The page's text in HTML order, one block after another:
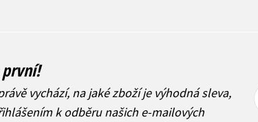
vychází, na jaké zboží je výhodná sleva,
k odběru našich e-mailových